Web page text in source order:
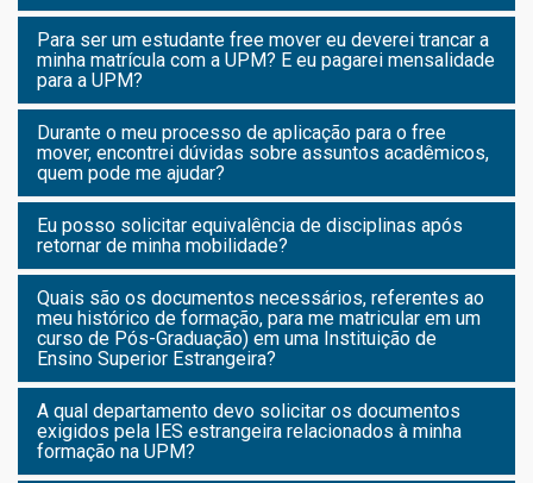
Para ser um estudante free mover eu deverei trancar a
minha matrícula com a UPM? E eu pagarei mensalidade
para a UPM?
Durante o meu processo de aplicação para o free
mover, encontrei dúvidas sobre assuntos acadêmicos,
quem pode me ajudar?
Eu posso solicitar equivalência de disciplinas após
retornar de minha mobilidade?
Quais são os documentos necessários, referentes ao
meu histórico de formação, para me matricular em um
curso de Pós-Graduação) em uma Instituição de
Ensino Superior Estrangeira?
A qual departamento devo solicitar os documentos
exigidos pela IES estrangeira relacionados à minha
formação na UPM?